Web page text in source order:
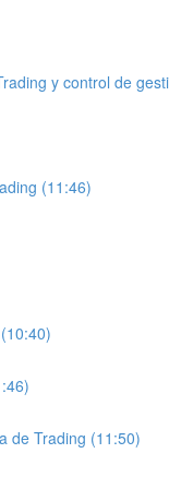
y control de
(11:46)
de Trading (11:50)